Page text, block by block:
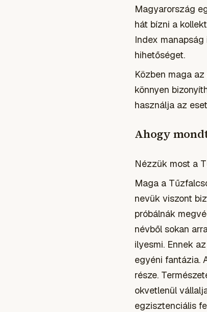
Magyarország
hát bízni a
Index
hihetőséget.
Közben maga
könnyen
használja az
Ahogy
Nézzük most a
Maga a
nevük viszont
próbálnák
névből sokan
ilyesmi. Ennek
egyéni fantázia.
része.
okvetlenül
egzisztenciális